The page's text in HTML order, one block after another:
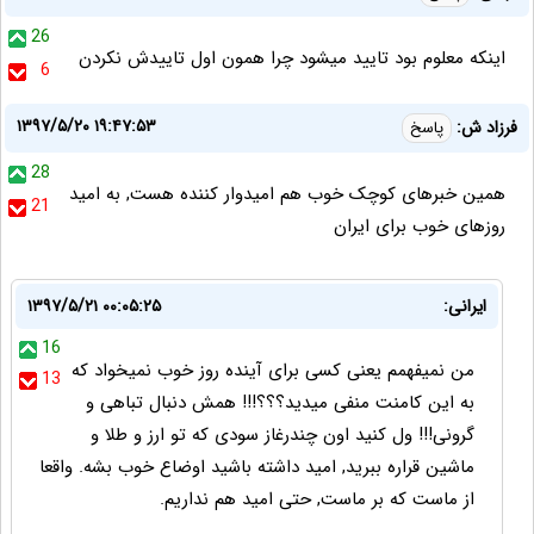
26
6
اینکه معلوم بود تایید میشود چرا همون اول تاییدش نکردن
فرزاد ش: پاسخ
۱۳۹۷/۵/۲۰ ۱۹:۴۷:۵۳
28
21
همین خبرهای کوچک خوب هم امیدوار کننده هست, به امید
روزهای خوب برای ایران
ایرانی:
۱۳۹۷/۵/۲۱ ۰۰:۰۵:۲۵
16
13 من نمیفهمم یعنی کسی برای آینده روز خوب نمیخواد که
به این کامنت منفی میدید؟؟؟!!! همش دنبال تباهی و
گرونی!!! ول کنید اون چندرغاز سودی که تو ارز و طلا و
ماشین قراره ببرید, امید داشته باشید اوضاع خوب بشه. واقعا
از ماست که بر ماست, حتی امید هم نداریم.